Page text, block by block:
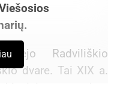
Radviliškio
dvare. Tai XIX a.